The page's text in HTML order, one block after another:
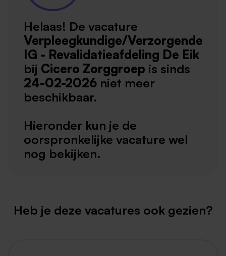
Helaas! De vacature
Verpleegkundige/Verzorgende
IG - Revalidatieafdeling De Eik
bij Cicero Zorggroep is sinds
24-02-2026 niet meer
beschikbaar.
Hieronder kun je de
oorspronkelijke vacature wel
nog bekijken.
Heb je deze vacatures ook gezien?